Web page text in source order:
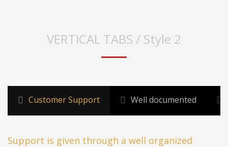
VERTICAL TABS / Style 2
Customer Support Well documented
Support is given through a well organized